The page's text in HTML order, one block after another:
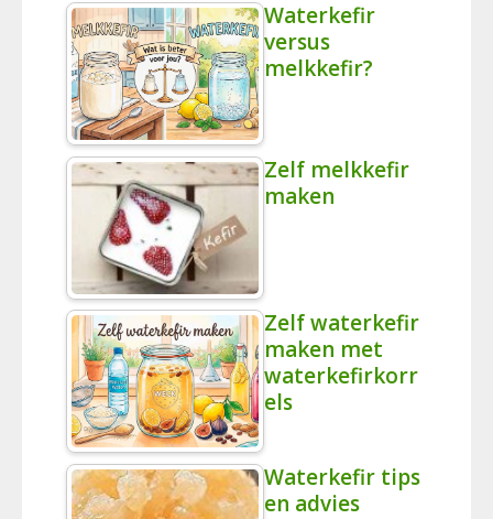
Waterkefir
versus
melkkefir?
Zelf melkkefir
maken
Zelf waterkefir
maken met
waterkefirkorr
els
Waterkefir tips
en advies